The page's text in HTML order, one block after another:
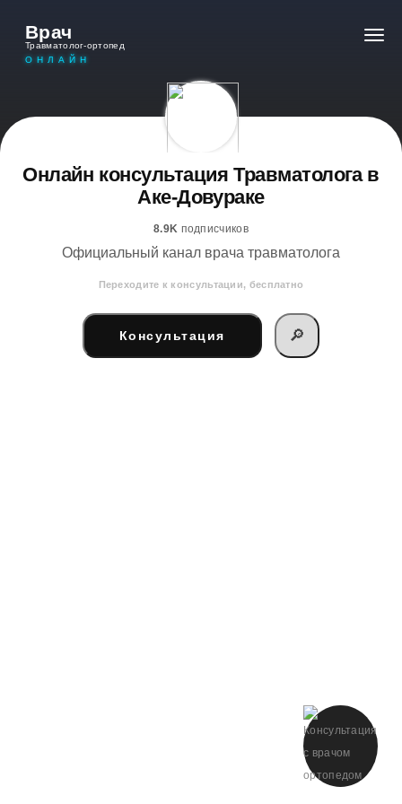
Врач
Травматолог-ортопед
ОНЛАЙН
Онлайн консультация Травматолога в
Аке-Довураке
8.9K подписчиков
Официальный канал врача травматолога
Переходите к консультации, бесплатно
Консультация 🔎